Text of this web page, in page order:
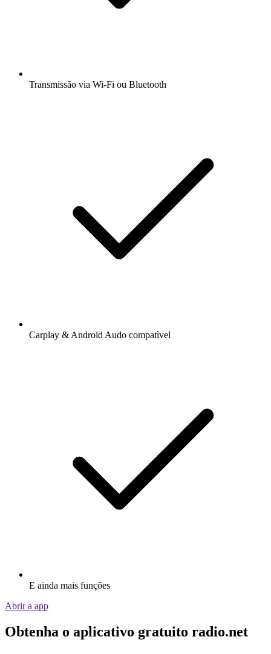
Transmissão via Wi-Fi ou Bluetooth
Carplay & Android Audo compatìvel
E ainda mais funções
Abrir a app
Obtenha o aplicativo gratuito radio.net